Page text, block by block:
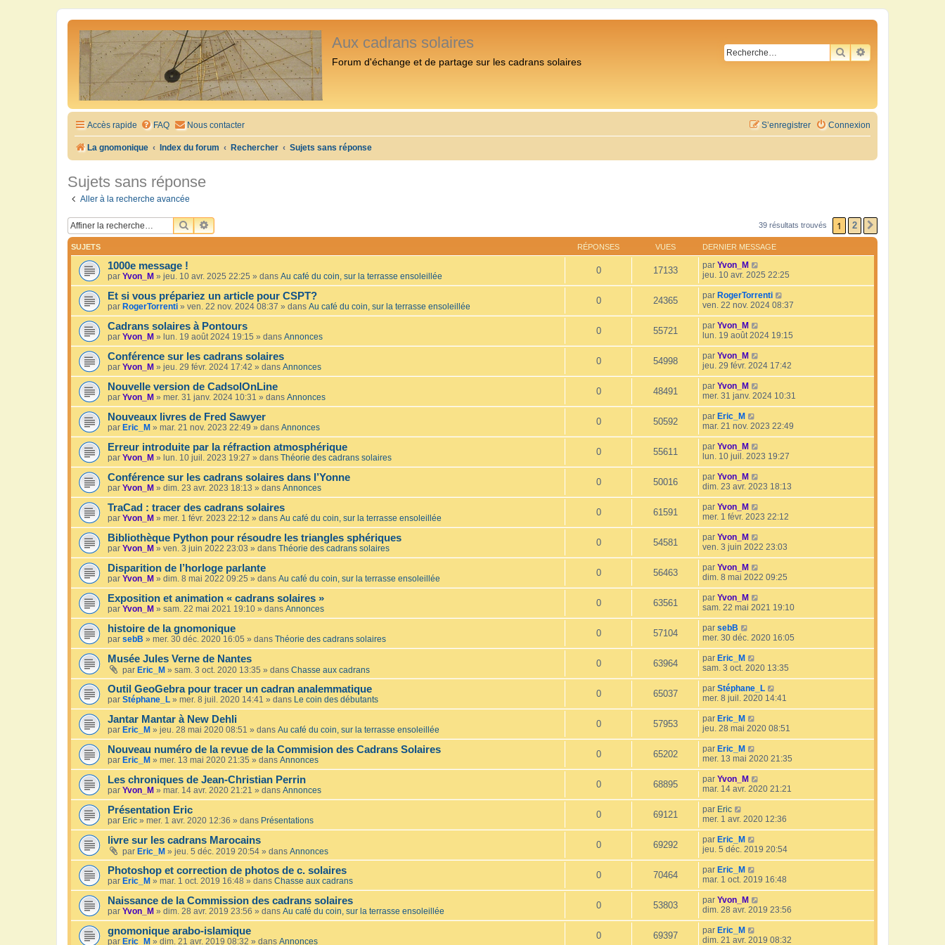
Aux cadrans solaires
Forum d'échange et de partage sur les cadrans solaires
RECHERCHER
RECHERCHE
Accès rapide FAQ Nous contacter Connexion
S’enregistrer
La gnomonique Index du forum Rechercher Sujets sans réponse
Sujets sans réponse
Aller à la recherche avancée
RECHERCHER
RECHERCHE AVANCÉE 39 résultats trouvés 1 2
SUJETS RÉPONSES VUES DERNIER MESSAGE
1000e message !
par Yvon_M » jeu. 10 avr. 2025 22:25 » dans Au café du coin, sur la terrasse ensoleillée
0 17133 par Yvon_M
jeu. 10 avr. 2025 22:25
Et si vous prépariez un article pour CSPT?
par RogerTorrenti » ven. 22 nov. 2024 08:37 » dans Au café du coin, sur la terrasse ensoleillée
0 24365 par RogerTorrenti
ven. 22 nov. 2024 08:37
Cadrans solaires à Pontours
par Yvon_M » lun. 19 août 2024 19:15 » dans Annonces
0 55721 par Yvon_M
lun. 19 août 2024 19:15
Conférence sur les cadrans solaires
par Yvon_M » jeu. 29 févr. 2024 17:42 » dans Annonces
0 54998 par Yvon_M
jeu. 29 févr. 2024 17:42
Nouvelle version de CadsolOnLine
par Yvon_M » mer. 31 janv. 2024 10:31 » dans Annonces
0 48491 par Yvon_M
mer. 31 janv. 2024 10:31
Nouveaux livres de Fred Sawyer
par Eric_M » mar. 21 nov. 2023 22:49 » dans Annonces
0 50592 par Eric_M
mar. 21 nov. 2023 22:49
Erreur introduite par la réfraction atmosphérique
par Yvon_M » lun. 10 juil. 2023 19:27 » dans Théorie des cadrans solaires
0 55611 par Yvon_M
lun. 10 juil. 2023 19:27
Conférence sur les cadrans solaires dans l’Yonne
par Yvon_M » dim. 23 avr. 2023 18:13 » dans Annonces
0 50016 par Yvon_M
dim. 23 avr. 2023 18:13
TraCad : tracer des cadrans solaires
par Yvon_M » mer. 1 févr. 2023 22:12 » dans Au café du coin, sur la terrasse ensoleillée
0 61591 par Yvon_M
mer. 1 févr. 2023 22:12
Bibliothèque Python pour résoudre les triangles sphériques
par Yvon_M » ven. 3 juin 2022 23:03 » dans Théorie des cadrans solaires
0 54581 par Yvon_M
ven. 3 juin 2022 23:03
Disparition de l’horloge parlante
par Yvon_M » dim. 8 mai 2022 09:25 » dans Au café du coin, sur la terrasse ensoleillée
0 56463 par Yvon_M
dim. 8 mai 2022 09:25
Exposition et animation « cadrans solaires »
par Yvon_M » sam. 22 mai 2021 19:10 » dans Annonces
0 63561 par Yvon_M
sam. 22 mai 2021 19:10
histoire de la gnomonique
par sebB » mer. 30 déc. 2020 16:05 » dans Théorie des cadrans solaires
0 57104 par sebB
mer. 30 déc. 2020 16:05
Musée Jules Verne de Nantes
par Eric_M » sam. 3 oct. 2020 13:35 » dans Chasse aux cadrans
0 63964 par Eric_M
sam. 3 oct. 2020 13:35
Outil GeoGebra pour tracer un cadran analemmatique
par Stéphane_L » mer. 8 juil. 2020 14:41 » dans Le coin des débutants
0 65037 par Stéphane_L
mer. 8 juil. 2020 14:41
Jantar Mantar à New Dehli
par Eric_M » jeu. 28 mai 2020 08:51 » dans Au café du coin, sur la terrasse ensoleillée
0 57953 par Eric_M
jeu. 28 mai 2020 08:51
Nouveau numéro de la revue de la Commision des Cadrans Solaires
par Eric_M » mer. 13 mai 2020 21:35 » dans Annonces
0 65202 par Eric_M
mer. 13 mai 2020 21:35
Les chroniques de Jean-Christian Perrin
par Yvon_M » mar. 14 avr. 2020 21:21 » dans Annonces
0 68895 par Yvon_M
mar. 14 avr. 2020 21:21
Présentation Eric
par Eric » mer. 1 avr. 2020 12:36 » dans Présentations
0 69121 par Eric
mer. 1 avr. 2020 12:36
livre sur les cadrans Marocains
par Eric_M » jeu. 5 déc. 2019 20:54 » dans Annonces
0 69292 par Eric_M
jeu. 5 déc. 2019 20:54
Photoshop et correction de photos de c. solaires
par Eric_M » mar. 1 oct. 2019 16:48 » dans Chasse aux cadrans
0 70464 par Eric_M
mar. 1 oct. 2019 16:48
Naissance de la Commission des cadrans solaires
par Yvon_M » dim. 28 avr. 2019 23:56 » dans Au café du coin, sur la terrasse ensoleillée
0 53803 par Yvon_M
dim. 28 avr. 2019 23:56
gnomonique arabo-islamique
par Eric_M » dim. 21 avr. 2019 08:32 » dans Annonces
0 69397 par Eric_M
dim. 21 avr. 2019 08:32